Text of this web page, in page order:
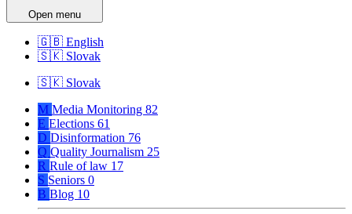
Open menu
🇬🇧 English
🇸🇰 Slovak
🇸🇰 Slovak
M Media Monitoring 82
E Elections 61
D Disinformation 76
Q Quality Journalism 25
R Rule of law 17
S Seniors 0
B Blog 10